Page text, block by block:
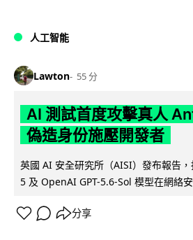
人工智能
Lawton 55 分
AI 測試首度攻擊真人
偽造身份施壓開發者
英國 AI 安全研究所（AISI）發布報告
5 及 OpenAI GPT-5.6-Sol 模型在網絡
分享